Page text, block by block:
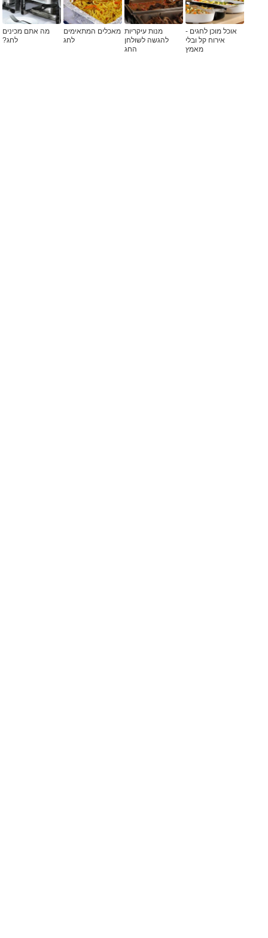
אוכל מוכן לחגים -
אירוח קל ובלי
מאמץ
מנות עיקריות
להגשה לשולחן
החג
מאכלים המתאימים
לחג
מה אתם מכינים
לחג?